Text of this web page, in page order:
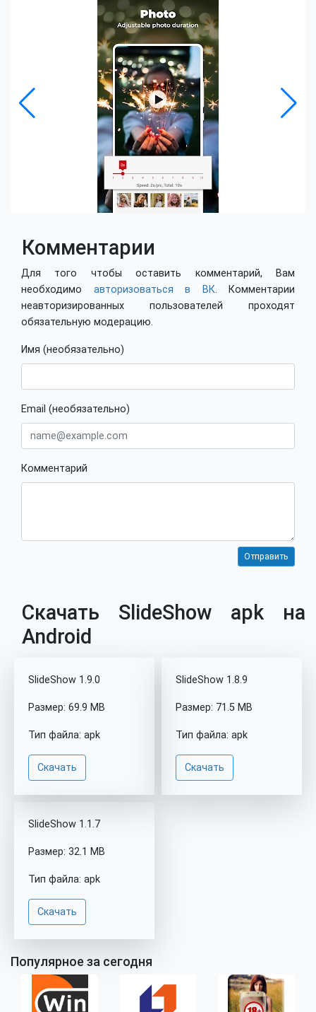
Комментарии
Для того чтобы оставить комментарий, Вам
необходимо авторизоваться в ВК. Комментарии
неавторизированных пользователей проходят
обязательную модерацию.
Имя (необязательно)
Email (необязательно)
Комментарий
Скачать SlideShow apk на
Android
SlideShow 1.9.0
Размер: 69.9 MB
Тип файла: apk
Скачать
SlideShow 1.8.9
Размер: 71.5 MB
Тип файла: apk
Скачать
SlideShow 1.1.7
Размер: 32.1 MB
Тип файла: apk
Скачать
Популярное за сегодня